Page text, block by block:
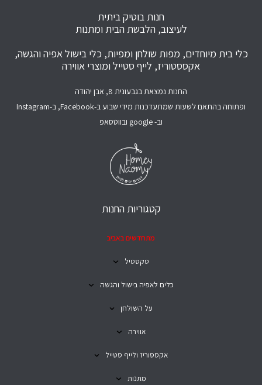
חנות בוטיק ביתית
לעיצוב, הלבשת הבית ומתנות
כלי בית מיוחדים, מפות שולחן ומפיות, כלי בישול אפיה והגשה,
אקססטוריז, לייף סטייל ומוצרי אווירה
החנות נמצאת בגבעונית 8, אבן יהודה
ופתוחה בהתאם לשעות שמתעדכנות מידי שבוע ב-Facebook, ב-Instagram
וב- google ובווטסאפ
קטגוריות החנות
מתחדשים באביב
טקסטיל
כלים לאפיה בישול והגשה
על השולחן
אווירה
אקססוריז ולייף סטייל
מתנות